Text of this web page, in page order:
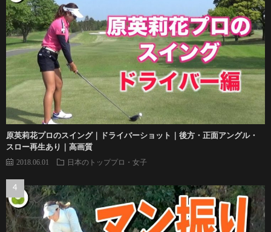
原英莉花プロのスイング｜ドライバーショット｜後方・正面アングル・
スロー再生あり｜高画質
2018.06.01 日本のトッププロ・女子